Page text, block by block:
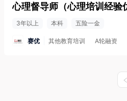
3年以上 本科 五险一金
赛优 其他教育培训 A轮融资